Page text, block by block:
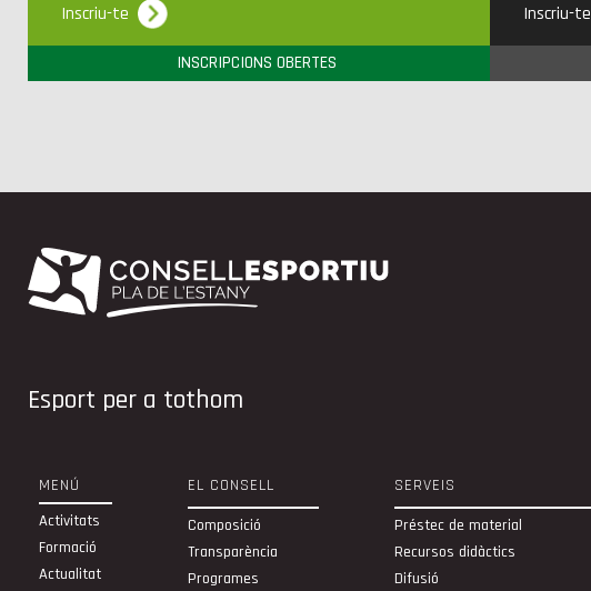
INSCRIPCIONS OBERTES
Inscriu-te Inscriu-te
Esport per a tothom
MENÚ
Activitats
Formació
Actualitat
EL CONSELL
Composició
Transparència
Programes
SERVEIS
Préstec de material
Recursos didàctics
Difusió